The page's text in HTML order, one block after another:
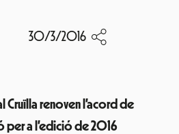
30/3/2016
Cruïlla renoven l’acord de
per a l’edició de 2016